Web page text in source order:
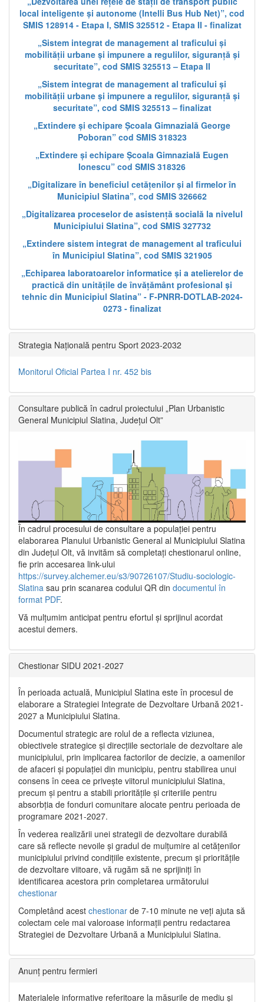
local inteligente și autonome (Intelli Bus Hub Net)”, cod
SMIS 128914 - Etapa I, SMIS 325512 - Etapa II - finalizat
„Sistem integrat de management al traficului și
mobilității urbane și impunere a regulilor, siguranță și
securitate”, cod SMIS 325513 – Etapa II
„Sistem integrat de management al traficului și
mobilității urbane și impunere a regulilor, siguranță și
securitate”, cod SMIS 325513 – finalizat
„Extindere și echipare Școala Gimnazială George
Poboran” cod SMIS 318323
„Extindere și echipare Școala Gimnazială Eugen
Ionescu” cod SMIS 318326
„Digitalizare în beneficiul cetățenilor și al firmelor în
Municipiul Slatina”, cod SMIS 326662
„Digitalizarea proceselor de asistență socială la nivelul
Municipiului Slatina”, cod SMIS 327732
„Extindere sistem integrat de management al traficului
în Municipiul Slatina”, cod SMIS 321905
„Echiparea laboratoarelor informatice și a atelierelor de
practică din unitățile de învățământ profesional și
tehnic din Municipiul Slatina” - F-PNRR-DOTLAB-2024-
0273 - finalizat
Strategia Națională pentru Sport 2023-2032
Monitorul Oficial Partea I nr. 452 bis
Consultare publică în cadrul proiectului „Plan Urbanistic
General Municipiul Slatina, Județul Olt”
În cadrul procesului de consultare a populaţiei pentru
elaborarea Planului Urbanistic General al Municipiului Slatina
din Județul Olt, vă invităm să completați chestionarul online,
fie prin accesarea link-ului
https://survey.alchemer.eu/s3/90726107/Studiu-sociologic-
Slatina sau prin scanarea codului QR din documentul în
format PDF.
Vă mulţumim anticipat pentru efortul şi sprijinul acordat
acestui demers.
Chestionar SIDU 2021-2027
În perioada actuală, Municipiul Slatina este în procesul de
elaborare a Strategiei Integrate de Dezvoltare Urbană 2021‐
2027 a Municipiului Slatina.
Documentul strategic are rolul de a reflecta viziunea,
obiectivele strategice și direcțiile sectoriale de dezvoltare ale
municipiului, prin implicarea factorilor de decizie, a oamenilor
de afaceri și populației din municipiu, pentru stabilirea unui
consens în ceea ce privește viitorul municipiului Slatina,
precum și pentru a stabili prioritățile și criteriile pentru
absorbția de fonduri comunitare alocate pentru perioada de
programare 2021-2027.
În vederea realizării unei strategii de dezvoltare durabilă
care să reflecte nevoile și gradul de mulțumire al cetățenilor
municipiului privind condițiile existente, precum și prioritățile
de dezvoltare viitoare, vă rugăm să ne sprijiniți în
identificarea acestora prin completarea următorului
chestionar
Completând acest chestionar de 7-10 minute ne veți ajuta să
colectam cele mai valoroase informații pentru redactarea
Strategiei de Dezvoltare Urbană a Municipiului Slatina.
Anunț pentru fermieri
Materialele informative referitoare la măsurile de mediu și